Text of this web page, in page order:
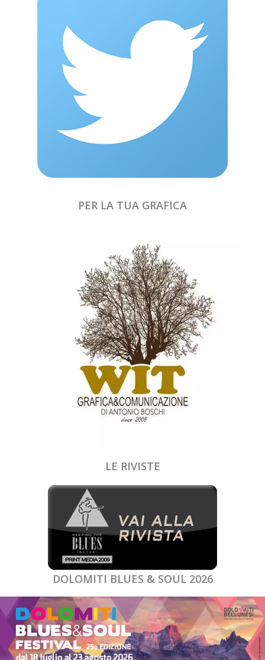
PER LA TUA GRAFICA
LE RIVISTE
DOLOMITI BLUES & SOUL 2026